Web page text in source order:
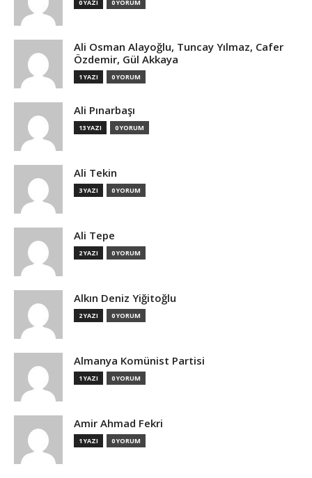
0 YAZI 0 YORUM
Ali Osman Alayoğlu, Tuncay Yılmaz, Cafer
Özdemir, Gül Akkaya
1 YAZI 0 YORUM
Ali Pınarbaşı
13 YAZI 0 YORUM
Ali Tekin
3 YAZI 0 YORUM
Ali Tepe
2 YAZI 0 YORUM
Alkın Deniz Yiğitoğlu
2 YAZI 0 YORUM
Almanya Komünist Partisi
1 YAZI 0 YORUM
Amir Ahmad Fekri
1 YAZI 0 YORUM